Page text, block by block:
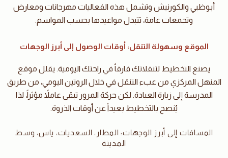
أبوظبي والكورنيش وتشمل هذه الفعاليات مهرجانات ومعارض
وتجمعات عامة، تتبدل مواعيدها بحسب المواسم.
الموقع وسهولة التنقل: أوقات الوصول إلى أبرز الوجهات
يصنع التخطيط لتنقلاتك فارقاً في راحتك اليومية. يقلل موقع
المنهل المركزي من عبء التنقل في خلال الروتين اليومي، من طريق
المدرسة إلى زيارة العيادة. لكن حركة المرور تبقى عاملاً مؤثراً، لذا
يُنصح بالتخطيط بعيداً عن أوقات الذروة.
المسافات إلى أبرز الوجهات: المطار، السعديات، ياس، وسط
المدينة